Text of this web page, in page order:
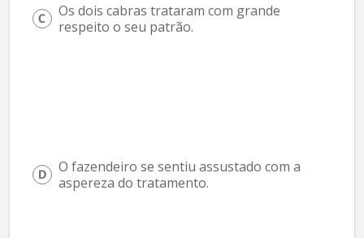
Os dois cabras trataram com grande
respeito o seu patrão.
O fazendeiro se sentiu assustado com a
aspereza do tratamento.